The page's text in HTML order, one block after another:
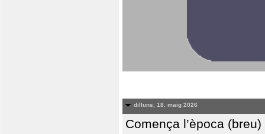
dilluns, 18. maig 2026
Comença l’època